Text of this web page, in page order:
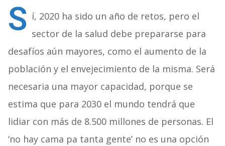
S í, 2020 ha sido un año de retos, pero el
sector de la salud debe prepararse para
desafíos aún mayores, como el aumento de la
población y el envejecimiento de la misma. Será
necesaria una mayor capacidad, porque se
estima que para 2030 el mundo tendrá que
lidiar con más de 8.500 millones de personas. El
‘no hay cama pa tanta gente’ no es una opción